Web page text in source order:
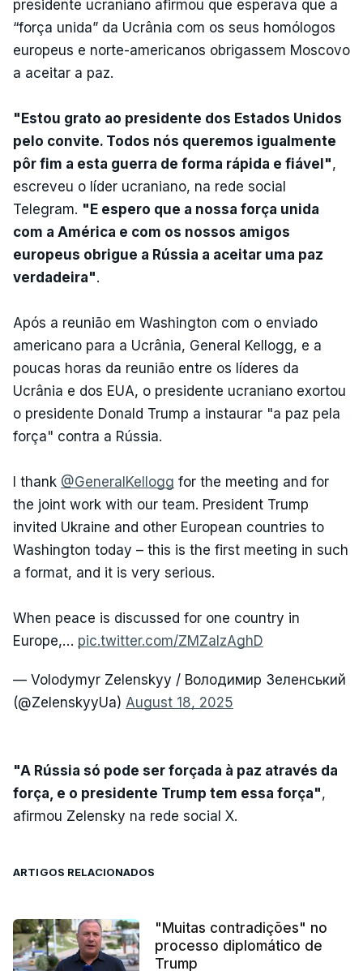
presidente ucraniano afirmou que esperava que a
“força unida” da Ucrânia com os seus homólogos
europeus e norte-americanos obrigassem Moscovo
a aceitar a paz.
"Estou grato ao presidente dos Estados Unidos
pelo convite. Todos nós queremos igualmente
pôr fim a esta guerra de forma rápida e fiável",
escreveu o líder ucraniano, na rede social
Telegram. "E espero que a nossa força unida
com a América e com os nossos amigos
europeus obrigue a Rússia a aceitar uma paz
verdadeira".
Após a reunião em Washington com o enviado
americano para a Ucrânia, General Kellogg, e a
poucas horas da reunião entre os líderes da
Ucrânia e dos EUA, o presidente ucraniano exortou
o presidente Donald Trump a instaurar "a paz pela
força" contra a Rússia.
I thank @GeneralKellogg for the meeting and for
the joint work with our team. President Trump
invited Ukraine and other European countries to
Washington today – this is the first meeting in such
a format, and it is very serious.
When peace is discussed for one country in
Europe,… pic.twitter.com/ZMZaIzAghD
— Volodymyr Zelenskyy / Володимир Зеленський
(@ZelenskyyUa) August 18, 2025
"A Rússia só pode ser forçada à paz através da
força, e o presidente Trump tem essa força",
afirmou Zelensky na rede social X.
ARTIGOS RELACIONADOS
"Muitas contradições" no
processo diplomático de
Trump